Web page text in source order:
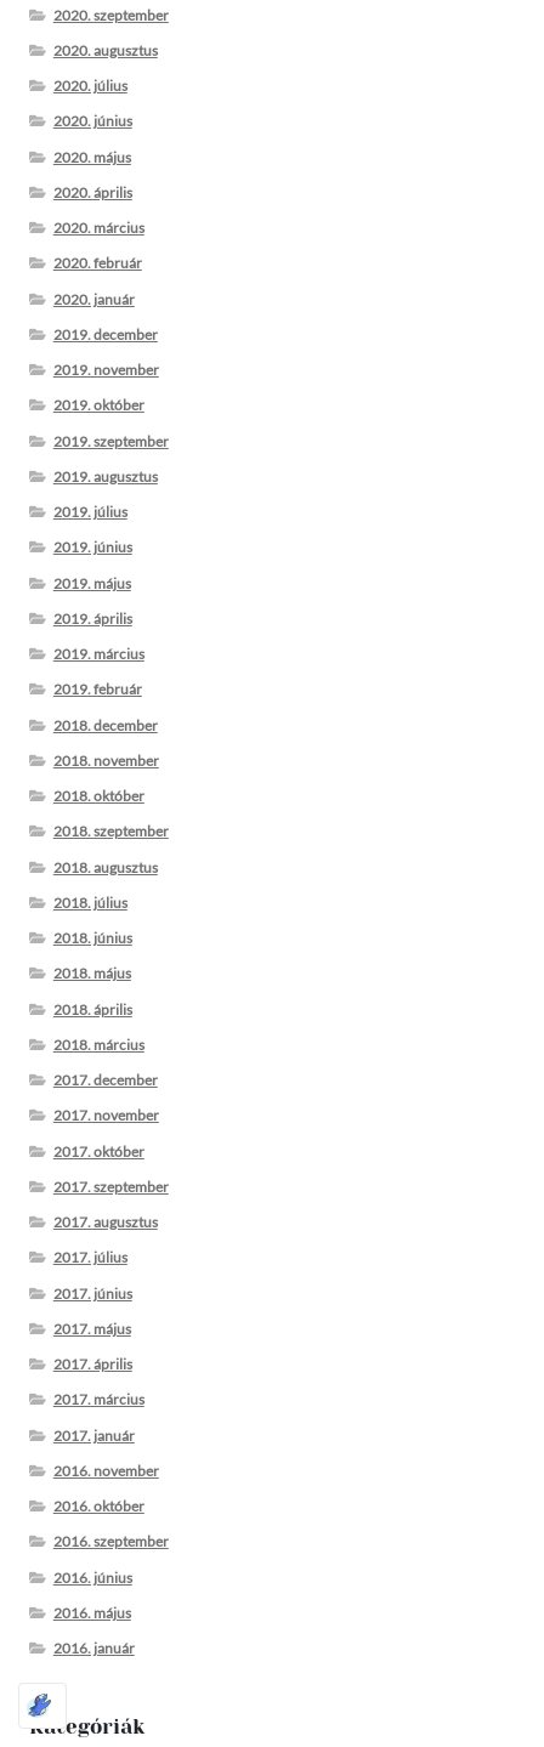
2020. szeptember
2020. augusztus
2020. július
2020. június
2020. május
2020. április
2020. március
2020. február
2020. január
2019. december
2019. november
2019. október
2019. szeptember
2019. augusztus
2019. július
2019. június
2019. május
2019. április
2019. március
2019. február
2018. december
2018. november
2018. október
2018. szeptember
2018. augusztus
2018. július
2018. június
2018. május
2018. április
2018. március
2017. december
2017. november
2017. október
2017. szeptember
2017. augusztus
2017. július
2017. június
2017. május
2017. április
2017. március
2017. január
2016. november
2016. október
2016. szeptember
2016. június
2016. május
2016. január
Kategóriák